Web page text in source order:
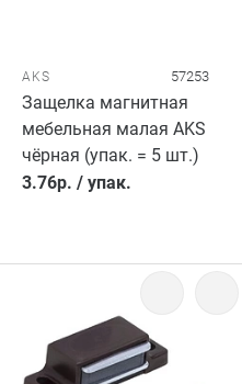
AKS 57253
Защелка магнитная
мебельная малая AKS
чёрная (упак. = 5 шт.)
3.76р. / упак.